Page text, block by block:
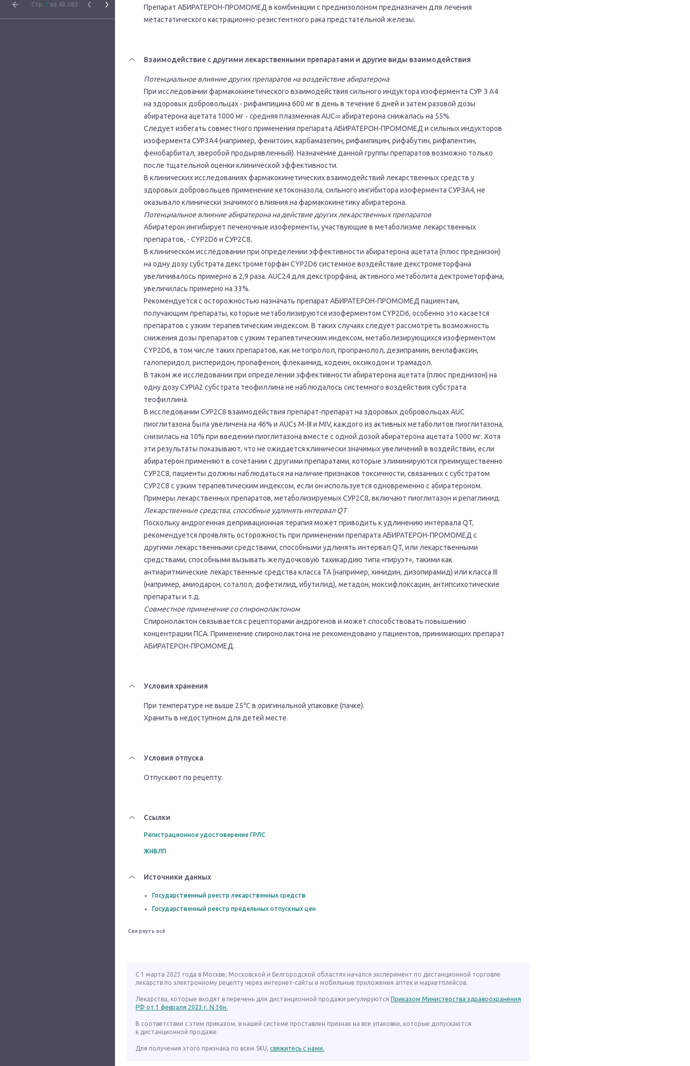
Стр. 1 из 48 085
Препарат АБИРАТЕРОН-ПРОМОМЕД в комбинации с преднизолоном предназначен для лечения
метастатического кастрационно-резистентного рака предстательной железы.
Взаимодействие с другими лекарственными препаратами и другие виды взаимодействия
Потенциальное влияние других препаратов на воздействие абиратерона
При исследовании фармакокинетического взаимодействия сильного индуктора изофермента СУР З А4
на здоровых добровольцах - рифампицина 600 мг в день в течение 6 дней и затем разовой дозы
абиратерона ацетата 1000 мг - средняя плазменная AUC∞ абиратерона снижалась на 55%.
Следует избегать совместного применения препарата АБИРАТЕРОН-ПРОМОМЕД и сильных индукторов
изофермента СУР3А4 (например, фенитоин, карбамазепин, рифампицин, рифабутин, рифапентин,
фенобарбитал, зверобой продырявленный). Назначение данной группы препаратов возможно только
после тщательной оценки клинической эффективности.
В клинических исследованиях фармакокинетических взаимодействий лекарственных средств у
здоровых добровольцев применение кетоконазола, сильного ингибитора изофермента СУРЗА4, не
оказывало клинически значимого влияния на фармакокинетику абиратерона.
Потенциальное влияние абиратерона на действие других лекарственных препаратов
Абиратерон ингибирует печеночные изоферменты, участвующие в метаболизме лекарственных
препаратов, - CYP2D6 и СУР2С8.
В клиническом исследовании при определении эффективности абиратерона ацетата (плюс преднизон)
на одну дозу субстрата декстрометорфан CYP2D6 системное воздействие декстрометорфана
увеличивалось примерно в 2,9 раза. AUC24 для декстрорфана, активного метаболита дектрометорфана,
увеличилась примерно на 33%.
Рекомендуется с осторожностью назначать препарат АБИРАТЕРОН-ПРОМОМЕД пациентам,
получающим препараты, которые метаболизируются изоферментом CYP2D6, особенно это касается
препаратов с узким терапевтическим индексом. В таких случаях следует рассмотреть возможность
снижения дозы препаратов с узким терапевтическим индексом, метаболизирующихся изоферментом
CYP2D6, в том числе таких препаратов, как метопролол, пропранолол, дезипрамин, венлафаксин,
галоперидол, рисперидон, пропафенон, флекаинид, кодеин, оксикодон и трамадол.
В таком же исследовании при определении эффективности абиратерона ацетата (плюс преднизон) на
одну дозу СУРIА2 субстрата теофиллина не наблюдалось системного воздействия субстрата
теофиллина.
В исследовании СУР2С8 взаимодействия препарат-препарат на здоровых добровольцах AUC
пиоглитазона была увеличена на 46% и AUCs M-III и МIV, каждого из активных метаболитов пиоглитазона,
снизилась на 10% при введении пиоглитазона вместе с одной дозой абиратерона ацетата 1000 мг. Хотя
эти результаты показывают, что не ожидается клинически значимых увеличений в воздействии, если
абиратерон применяют в сочетании с другими препаратами, которые элиминируются преимущественно
СУР2С8, пациенты должны наблюдаться на наличие признаков токсичности, связанных с субстратом
СУР2С8 с узким терапевтическим индексом, если он используется одновременно с абиратероном.
Примеры лекарственных препаратов, метаболизируемых СУР2С8, включают пиоглитазон и репаглинид.
Лекарственные средства, способные удлинять интервал QT
Поскольку андрогенная депривационная терапия может приводить к удлинению интервала QT,
рекомендуется проявлять осторожность при применении препарата АБИРАТЕРОН-ПРОМОМЕД с
другими лекарственными средствами, способными удлинять интервал QT, или лекарственными
средствами, способными вызывать желудочковую тахикардию типа «пируэт», такими как
антиаритмические лекарственные средства класса ТА (например, хинидин, дизопирамид) или класса III
(например, амиодарон, соталол, дофетилид, ибутилид), метадон, моксифлоксацин, антипсихотические
препараты и т.д.
Совместное применение со спиронолактоном
Спиронолактон связывается с рецепторами андрогенов и может способствовать повышению
концентрации ПСА. Применение спиронолактона не рекомендовано у пациентов, принимающих препарат
АБИРАТЕРОН-ПРОМОМЕД.
Условия хранения
При температуре не выше 25℃ в оригинальной упаковке (пачке).
Хранить в недоступном для детей месте.
Условия отпуска
Отпускают по рецепту.
Ссылки
Регистрационное удостоверение ГРЛС
ЖНВЛП
Источники данных
Государственный реестр лекарственных средств
Государственный реестр предельных отпускных цен
Свернуть всё
С 1 марта 2023 года в Москве, Московской и Белгородской областях начался эксперимент по дистанционной торговле
лекарств по электронному рецепту через интернет-сайты и мобильные приложения аптек и маркетплейсов.
Лекарства, которые входят в перечень для дистанционной продажи регулируются Приказом Министерства здравоохранения
РФ от 1 февраля 2023 г. N 36н.
В соответствии с этим приказом, в нашей системе проставлен признак на все упаковки, которые допускаются
к дистанционной продаже.
Для получения этого признака по всем SKU, свяжитесь с нами.